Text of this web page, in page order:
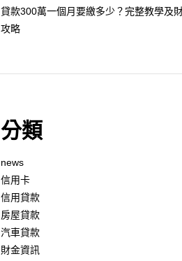
貸款300萬一個月要繳多少？完整教學及
攻略
分類
news
信用卡
信用貸款
房屋貸款
汽車貸款
財金資訊